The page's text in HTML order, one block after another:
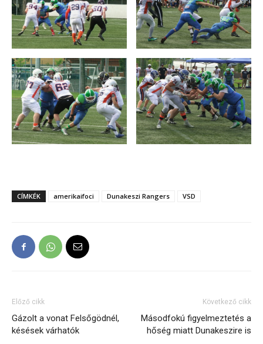
CÍMKÉK amerikaifoci Dunakeszi Rangers VSD
Előző cikk
Gázolt a vonat Felsőgödnél,
késések várhatók
Következő cikk
Másodfokú figyelmeztetés a
hőség miatt Dunakeszire is